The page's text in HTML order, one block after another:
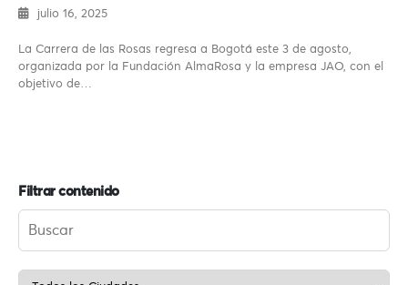
julio 16, 2025
La Carrera de las Rosas regresa a Bogotá este 3 de agosto,
organizada por la Fundación AlmaRosa y la empresa JAO, con el
objetivo de…
Filtrar contenido